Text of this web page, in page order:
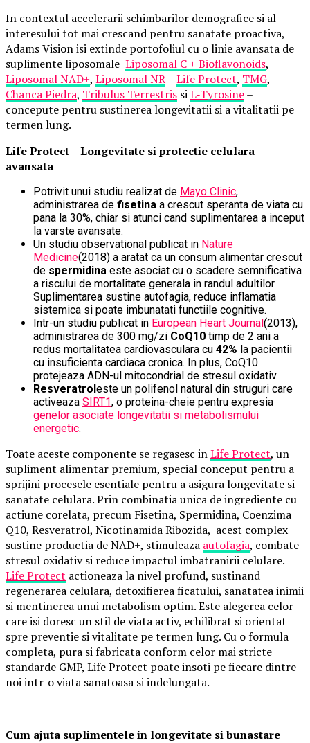
In contextul accelerarii schimbarilor demografice si al
interesului tot mai crescand pentru sanatate proactiva,
Adams Vision isi extinde portofoliul cu o linie avansata de
suplimente liposomale Liposomal C + Bioflavonoids,
Liposomal NAD+, Liposomal NR–Life Protect, TMG,
Chanca Piedra, Tribulus Terrestris siL‑Tyrosine–
concepute pentru sustinerea longevitatii si a vitalitatii pe
termen lung.
Life Protect – Longevitate si protectie celulara
avansata
Potrivit unui studiu realizat de Mayo Clinic,
administrarea de fisetina a crescut speranta de viata cu
pana la 30%, chiar si atunci cand suplimentarea a inceput
la varste avansate.
Un studiu observational publicat in Nature
Medicine(2018) a aratat ca un consum alimentar crescut
de spermidina este asociat cu o scadere semnificativa
a riscului de mortalitate generala in randul adultilor.
Suplimentarea sustine autofagia, reduce inflamatia
sistemica si poate imbunatati functiile cognitive.
Intr-un studiu publicat in European Heart Journal(2013),
administrarea de 300 mg/zi CoQ10 timp de 2 ani a
redus mortalitatea cardiovasculara cu 42% la pacientii
cu insuficienta cardiaca cronica. In plus, CoQ10
protejeaza ADN-ul mitocondrial de stresul oxidativ.
Resveratroleste un polifenol natural din struguri care
activeaza SIRT1, o proteina-cheie pentru expresia
genelor asociate longevitatii si metabolismului
energetic.
Toate aceste componente se regasesc inLife Protect, un
supliment alimentar premium, special conceput pentru a
sprijini procesele esentiale pentru a asigura longevitate si
sanatate celulara. Prin combinatia unica de ingrediente cu
actiune corelata, precum Fisetina, Spermidina, Coenzima
Q10, Resveratrol, Nicotinamida Ribozida, acest complex
sustine productia de NAD+, stimuleaza autofagia, combate
stresul oxidativ si reduce impactul imbatranirii celulare.
Life Protect actioneaza la nivel profund, sustinand
regenerarea celulara, detoxifierea ficatului, sanatatea inimii
si mentinerea unui metabolism optim. Este alegerea celor
care isi doresc un stil de viata activ, echilibrat si orientat
spre preventie si vitalitate pe termen lung. Cu o formula
completa, pura si fabricata conform celor mai stricte
standarde GMP, Life Protect poate insoti pe fiecare dintre
noi intr-o viata sanatoasa si indelungata.
Cum ajuta suplimentele in longevitate si bunastare